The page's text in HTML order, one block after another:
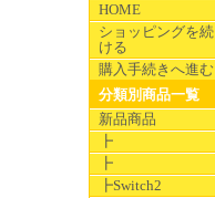
HOME
ショッピングを続
ける
購入手続きへ進む
分類別商品一覧
新品商品
┣
┣
┣Switch2